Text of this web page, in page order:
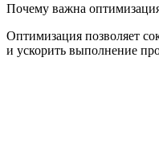
Почему важна
Оптимизация позволяет
и ускорить выполнение